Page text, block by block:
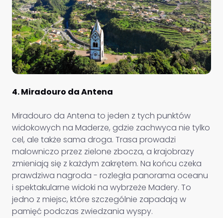
4. Miradouro da Antena
Miradouro da Antena to jeden z tych punktów
widokowych na Maderze, gdzie zachwyca nie tylko
cel, ale także sama droga. Trasa prowadzi
malowniczo przez zielone zbocza, a krajobrazy
zmieniają się z każdym zakrętem. Na końcu czeka
prawdziwa nagroda - rozległa panorama oceanu
i spektakularne widoki na wybrzeże Madery. To
jedno z miejsc, które szczególnie zapadają w
pamięć podczas zwiedzania wyspy.